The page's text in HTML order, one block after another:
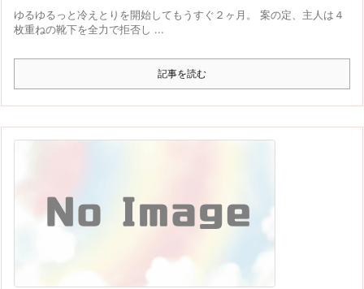
ゆるゆるっと冷えとりを開始してもうすぐ２ヶ月。 案の定、主人は４
枚重ねの靴下を全力で拒否し ...
記事を読む